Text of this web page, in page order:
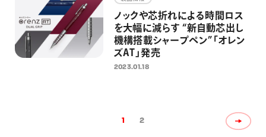
ノックや芯折れによる時間ロス
を大幅に減らす “新自動芯出し
機構搭載シャープペン”「オレン
ズAT」発売
2023.01.18
1 2